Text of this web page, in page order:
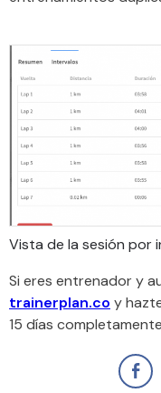
Vista de la sesión por
Si eres entrenador y
trainerplan.co y
15 días